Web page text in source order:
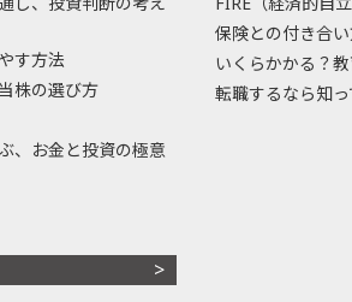
す方法
株の選び方
、お金と投資の極意
保険との付き合
いくらかかる？
転職するなら知っ